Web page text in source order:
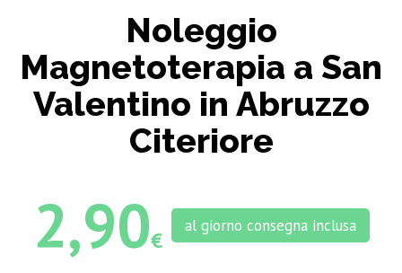
Noleggio
Magnetoterapia a San
Valentino in Abruzzo
Citeriore
2,90€
al giorno consegna inclusa